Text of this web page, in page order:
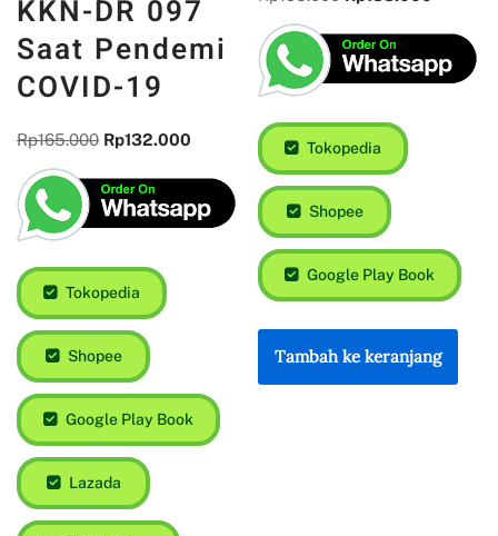
KKN-DR 097
Saat Pendemi
COVID-19
Rp165.000 Rp132.000
Tokopedia
Shopee
Google Play Book
Lazada
Tokopedia
Shopee
Google Play Book
Tambah ke keranjang